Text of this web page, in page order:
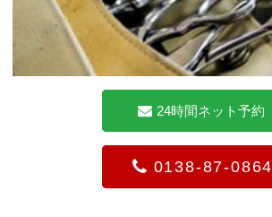
24時間ネット予約
0138-87-0864